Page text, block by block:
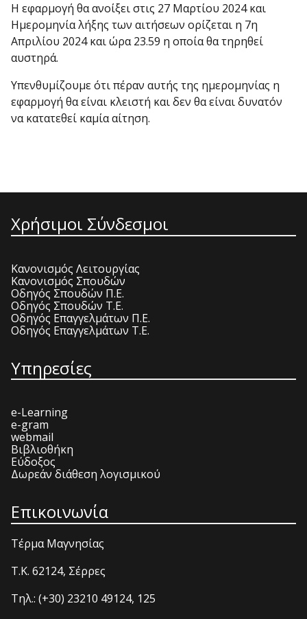
Η εφαρμογή θα ανοίξει στις 27 Μαρτίου 2024 και
Ημερομηνία λήξης των αιτήσεων ορίζεται η 7η
Απριλίου 2024 και ώρα 23.59 η οποία θα τηρηθεί
αυστηρά.
Υπενθυμίζουμε ότι πέραν αυτής της ημερομηνίας η
εφαρμογή θα είναι κλειστή και δεν θα είναι δυνατόν
να κατατεθεί καμία αίτηση.
Χρήσιμοι Σύνδεσμοι
Κανονισμός Λειτουργίας
Κανονισμός Σπουδών
Οδηγός Σπουδών Π.Ε.
Οδηγός Σπουδών Τ.Ε.
Οδηγός Επαγγελμάτων Π.Ε.
Οδηγός Επαγγελμάτων Τ.Ε.
Υπηρεσίες
e-Learning
e-gram
webmail
Βιβλιοθήκη
Εύδοξος
Δωρεάν διάθεση λογισμικού
Επικοινωνία
Τέρμα Μαγνησίας
T.K. 62124, Σέρρες
Τηλ.: (+30) 23210 49124, 125